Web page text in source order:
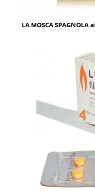
LA MOSCA SPAGNOLA